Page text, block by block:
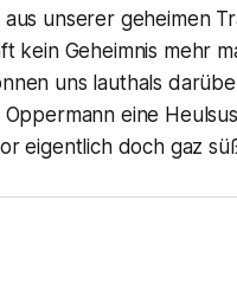
aus unserer geheimen
kein Geheimnis mehr
uns lauthals
Oppermann eine
eigentlich doch gaz